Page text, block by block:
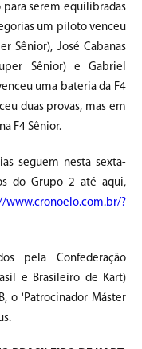
para serem equilibradas
um piloto venceu
Sênior), José Cabanas
Sênior) e Gabriel
uma bateria da F4
duas provas, mas em
F4 Sênior.
seguem nesta sexta-
do Grupo 2 até aqui,
www.cronoelo.com.br/?
pela Confederação
e Brasileiro de Kart)
o 'Patrocinador Máster